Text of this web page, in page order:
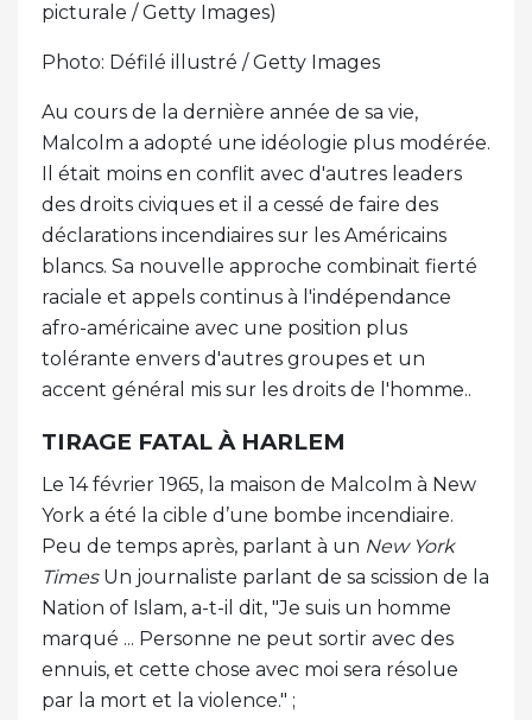
picturale / Getty Images)
Photo: Défilé illustré / Getty Images
Au cours de la dernière année de sa vie,
Malcolm a adopté une idéologie plus modérée.
Il était moins en conflit avec d'autres leaders
des droits civiques et il a cessé de faire des
déclarations incendiaires sur les Américains
blancs. Sa nouvelle approche combinait fierté
raciale et appels continus à l'indépendance
afro-américaine avec une position plus
tolérante envers d'autres groupes et un
accent général mis sur les droits de l'homme..
TIRAGE FATAL À HARLEM
Le 14 février 1965, la maison de Malcolm à New
York a été la cible d’une bombe incendiaire.
Peu de temps après, parlant à un New York
TimesUn journaliste parlant de sa scission de la
Nation of Islam, a-t-il dit, "Je suis un homme
marqué ... Personne ne peut sortir avec des
ennuis, et cette chose avec moi sera résolue
par la mort et la violence." ;